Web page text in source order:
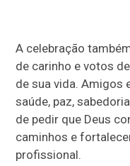
A celebração
de carinho e votos
de sua vida. Amigos
saúde, paz,
de pedir que Deus
caminhos e
profissional.